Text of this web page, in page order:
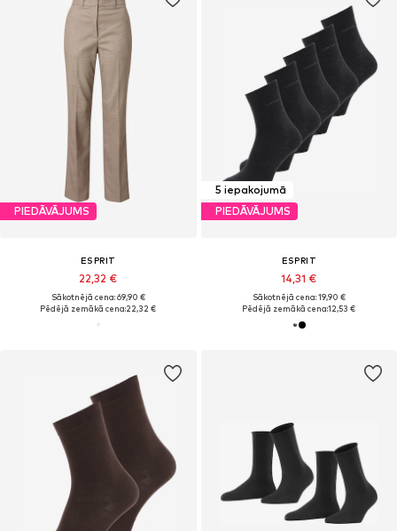
PIEDĀVĀJUMS
ESPRIT
22,32 €
Sākotnējā cena: 69,90 €
Pēdējā zemākā cena:22,32 €
5 iepakojumā
PIEDĀVĀJUMS
ESPRIT
14,31 €
Sākotnējā cena: 19,90 €
Pēdējā zemākā cena:12,53 €